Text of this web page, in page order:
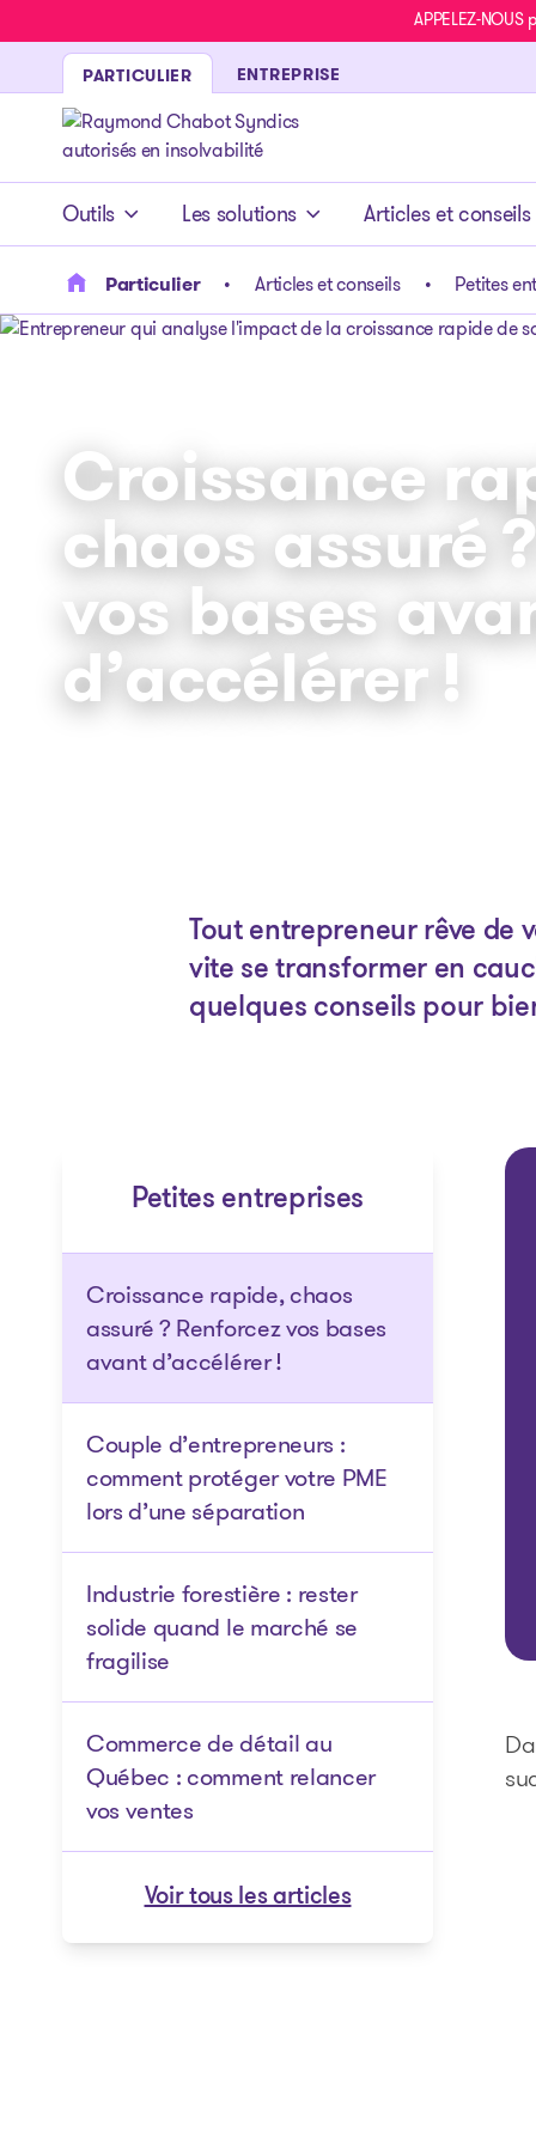
APPELEZ-
PARTICULIER ENTREPRISE
- page d’accueil
Outils Les solutions Articles et conseils
Particulier Articles et conseils Petites
Croissance
chaos assuré
vos bases
d’accélérer !
Tout entrepreneur rêve de
vite se transformer en
quelques conseils pour
Petites entreprises
Croissance rapide, chaos
assuré ? Renforcez vos bases
avant d’accélérer !
Couple d’entrepreneurs :
comment protéger votre PME
lors d’une séparation
Industrie forestière : rester
solide quand le marché se
fragilise
Commerce de détail au
Québec : comment relancer
vos ventes
Voir tous les articles